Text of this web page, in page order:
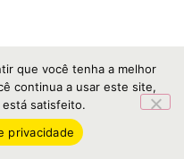
que você tenha a melhor
continua a usar este site,
está satisfeito.
privacidade